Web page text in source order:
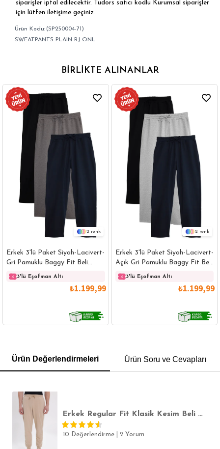
siparişler iptal edilecektir. Tudors satıcı kodlu Kurumsal siparişler
için lütfen iletişime geçiniz.
(SP250004-71)
SWEATPANTS PLAIN RJ ONL
BIRLIKTE ALINANLAR
2
Erkek 3'lü Paket Siyah-Lacivert-
Gri Pamuklu Baggy Fit Beli
Bağcıklı Yan Cepli Örme
Eşofman Altı
3'lü Eşofman Altı
₺1.199,99
2
Erkek 3'lü Paket Siyah-Lacivert-
Açık Gri Pamuklu Baggy Fit Beli
Bağcıklı Yan Cepli Örme
Eşofman Altı
3'lü Eşofman Altı
₺1.199,99
POLO YAKA T-SHIRT KEMER BOXER
Ürün Değerlendirmeleri Ürün Soru ve Cevapları
Erkek Regular Fit Klasik Kesim Beli Bağcıklı Jogger Cepli Lastikli Paça Bej Eşofman Altı
10 Değerlendirme 2 Yorum